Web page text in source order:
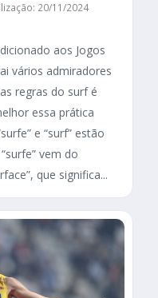
20/11/2024
aos Jogos
vários admiradores
regras do surf é
essa prática
e “surf” estão
vem do
que significa...